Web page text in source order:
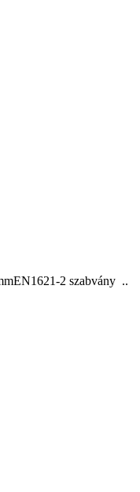
2 szabvány  ..